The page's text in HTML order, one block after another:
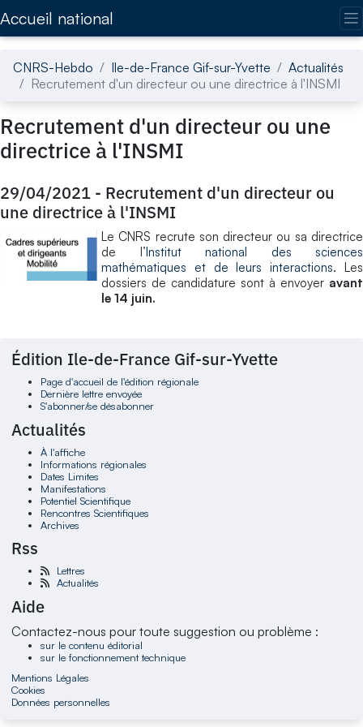
Accueil national
CNRS-Hebdo Ile-de-France Gif-sur-Yvette
Actualités
Recrutement d'un directeur ou une directrice à l'INSMI
Recrutement d'un directeur ou une
directrice à l'INSMI
29/04/2021 - Recrutement d'un directeur ou
une directrice à l'INSMI
Le CNRS recrute son directeur ou sa directrice
de l’Institut national des sciences
mathématiques et de leurs interactions. Les
dossiers de candidature sont à envoyer avant
le 14 juin.
Édition Ile-de-France Gif-sur-Yvette
Page d'accueil de l'édition régionale
Dernière lettre envoyée
S'abonner/se désabonner
Actualités
À l'affiche
Informations régionales
Dates Limites
Manifestations
Potentiel Scientifique
Rencontres Scientifiques
Archives
Rss
Lettres
Actualités
Aide
Contactez-nous pour toute suggestion ou problème :
sur le contenu éditorial
sur le fonctionnement technique
Mentions Légales
Cookies
Données personnelles